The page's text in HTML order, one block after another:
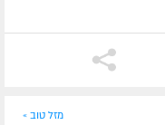
מזל טוב »